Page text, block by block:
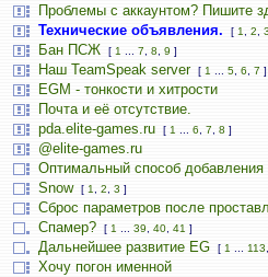
Проблемы с аккаунтом? Пишите
Технические объявления.
[ 1 2 3
Бан ПСЖ [ 1 7 8 9 ]
Наш TeamSpeak server [ 1 5 6 7 ]
EGM - тонкости и хитрости
Почта и её отсутствие.
pda.elite-games.ru
[ 1 6 7 8 ]
@elite-games.ru
Оптимальный способ добавления
Snow
[ 1 2 3 ]
Сброс параметров после
Спамер?
[ 1 39 40 41 ]
Дальнейшее развитие EG [ 1 113
Хочу погон именной